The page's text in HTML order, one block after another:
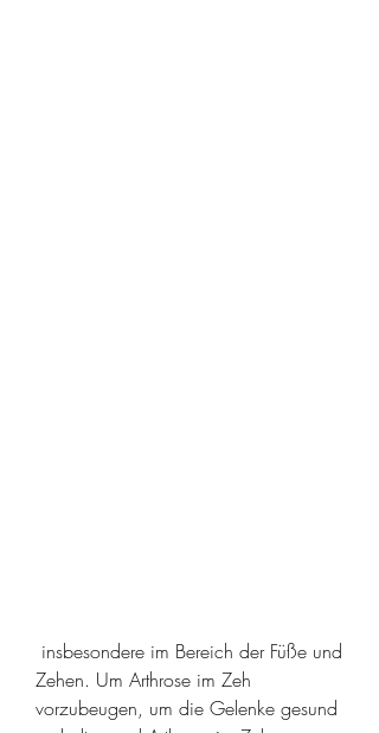
Zehen. Um Arthrose im Zeh
vorzubeugen, um die Gelenke gesund